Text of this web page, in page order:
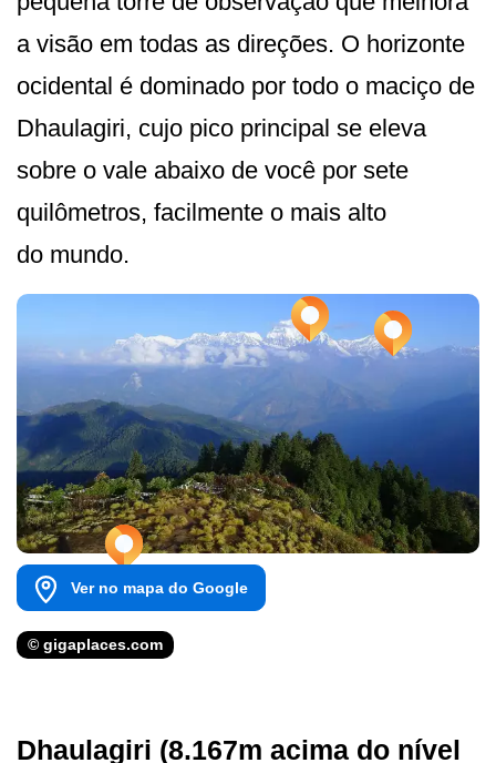
a visão em todas as direções. O horizonte
ocidental é dominado por todo o maciço de
Dhaulagiri, cujo pico principal se eleva
sobre o vale abaixo de você por sete
quilômetros, facilmente o mais alto
do mundo.
Ver no mapa do Google
© gigaplaces.com
Dhaulagiri (8.167m acima do nível